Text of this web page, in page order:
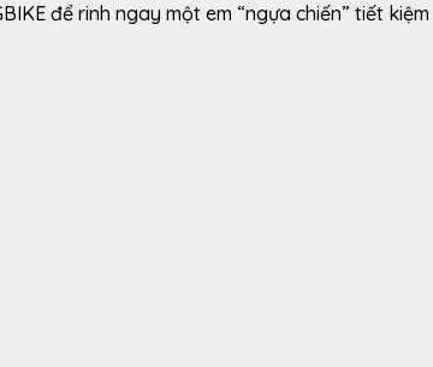
để rinh ngay một em “ngựa chiến” tiết kiệm